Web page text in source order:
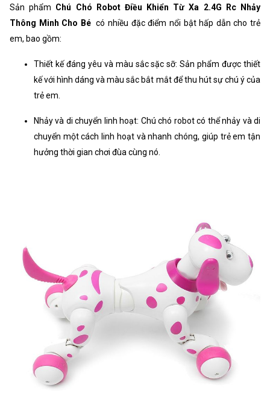
Sản phẩm Chú Chó Robot Điều Khiển Từ Xa 2.4G Rc Nhảy
Thông Minh Cho Bé có nhiều đặc điểm nổi bật hấp dẫn cho trẻ
em, bao gồm:
Thiết kế đáng yêu và màu sắc sặc sỡ: Sản phẩm được thiết
kế với hình dáng và màu sắc bắt mắt để thu hút sự chú ý của
trẻ em.
Nhảy và di chuyển linh hoạt: Chú chó robot có thể nhảy và di
chuyển một cách linh hoạt và nhanh chóng, giúp trẻ em tận
hưởng thời gian chơi đùa cùng nó.